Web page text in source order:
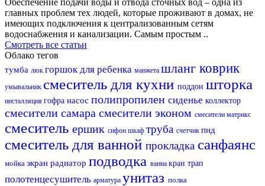
главных проблем тех людей, которые проживают в домах, не
имеющих подключения к централизованным сетям
водоснабжения и канализации. Самым простым ..
Смотреть все статьи
Облако тегов
тумба люк горшок для ребенка манжета шланг коврик
умывальник смеситель для кухни поддон шторка
инсталляция гофра насос полипропилен сиденье коллектор
смесители самара смесители эконом смесители матрикс
смеситель ершик сифон шкаф труба счетчик пнд
смеситель для ванной прокладка санфаянс
мойка экран радиатор подводка ванна кран трап
полотенцесушитель арматура унитаз полка